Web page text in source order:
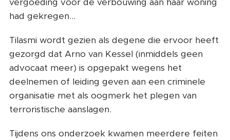
had gekregen...
Tilasmi wordt gezien als degene die ervoor heeft
gezorgd dat Arno van Kessel (inmiddels geen
advocaat meer) is opgepakt wegens het
deelnemen of leiding geven aan een criminele
organisatie met als oogmerk het plegen van
terroristische aanslagen.
Tijdens ons onderzoek kwamen meerdere feiten